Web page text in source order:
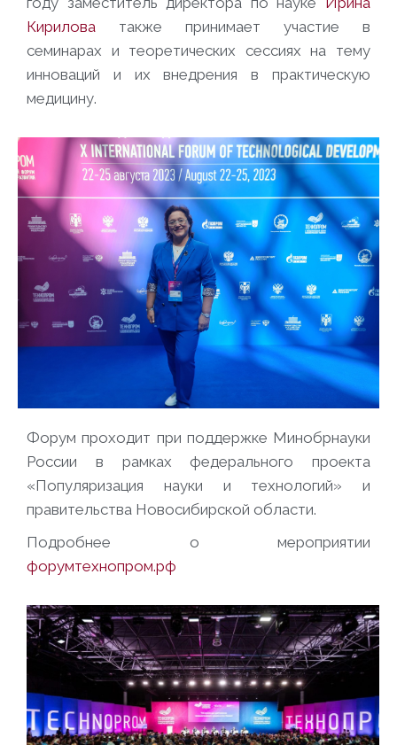
Кирилова также принимает участие в
семинарах и теоретических сессиях на тему
инноваций и их внедрения в практическую
медицину.
Форум проходит при поддержке Минобрнауки
России в рамках федерального проекта
«Популяризация науки и технологий» и
правительства Новосибирской области.
Подробнее о мероприятии
форумтехнопром.рф